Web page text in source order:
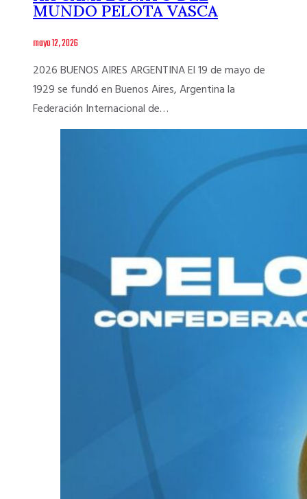
MUNDO PELOTA VASCA
mayo 12, 2026
2026 BUENOS AIRES ARGENTINA El 19 de mayo de
1929 se fundó en Buenos Aires, Argentina la
Federación Internacional de…